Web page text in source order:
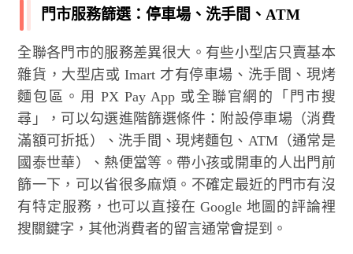
門市服務篩選：停車場、洗手間、ATM
全聯各門市的服務差異很大。有些小型店只賣基本
雜貨，大型店或 Imart 才有停車場、洗手間、現烤
麵包區。用 PX Pay App 或全聯官網的「門市搜
尋」，可以勾選進階篩選條件：附設停車場（消費
滿額可折抵）、洗手間、現烤麵包、ATM（通常是
國泰世華）、熱便當等。帶小孩或開車的人出門前
篩一下，可以省很多麻煩。不確定最近的門市有沒
有特定服務，也可以直接在 Google 地圖的評論裡
搜關鍵字，其他消費者的留言通常會提到。